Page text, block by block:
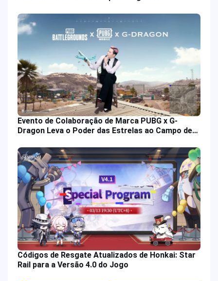
Evento de Colaboração de Marca PUBG x G-
Dragon Leva o Poder das Estrelas ao Campo de
Códigos de Resgate Atualizados de Honkai: Star
Rail para a Versão 4.0 do Jogo